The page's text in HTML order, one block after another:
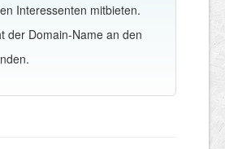
Interessenten mitbieten.
der Domain-Name an den